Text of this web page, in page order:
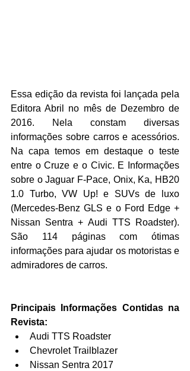
Essa edição da revista foi lançada pela
Editora Abril no mês de Dezembro de
2016. Nela constam diversas
informações sobre carros e acessórios.
Na capa temos em destaque o teste
entre o Cruze e o Civic. E Informações
sobre o Jaguar F-Pace, Onix, Ka, HB20
1.0 Turbo, VW Up! e SUVs de luxo
(Mercedes-Benz GLS e o Ford Edge +
Nissan Sentra + Audi TTS Roadster).
São 114 páginas com ótimas
informações para ajudar os motoristas e
admiradores de carros.
Principais Informações Contidas na
Revista:
Audi TTS Roadster
Chevrolet Trailblazer
Nissan Sentra 2017